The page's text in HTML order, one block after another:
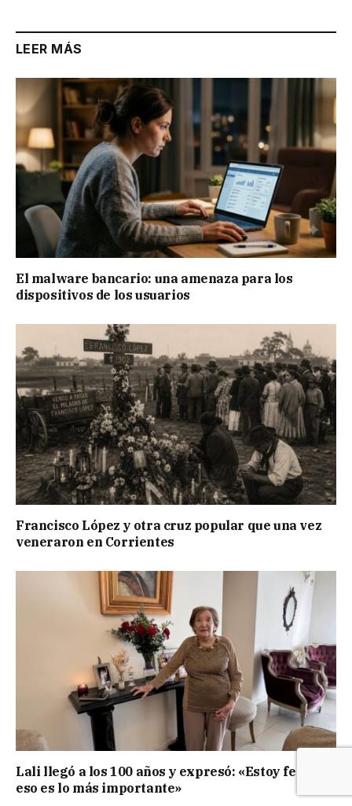
LEER MÁS
El malware bancario: una amenaza para los
dispositivos de los usuarios
Francisco López y otra cruz popular que una vez
veneraron en Corrientes
Lali llegó a los 100 años y expresó: «Estoy feliz,
eso es lo más importante»